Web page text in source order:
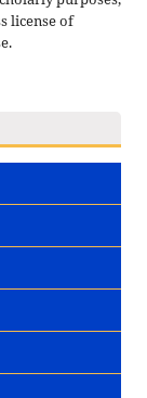
license of